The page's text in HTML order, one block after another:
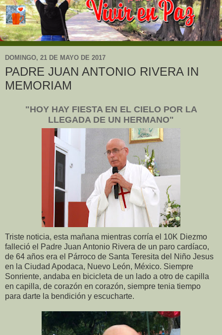
DOMINGO, 21 DE MAYO DE 2017
PADRE JUAN ANTONIO RIVERA IN
MEMORIAM
"HOY HAY FIESTA EN EL CIELO POR LA
LLEGADA DE UN HERMANO"
Triste noticia, esta mañana mientras corría el 10K Diezmo
falleció el Padre Juan Antonio Rivera de un paro cardíaco,
de 64 años era el Párroco de Santa Teresita del Niño Jesus
en la Ciudad Apodaca, Nuevo León, México. Siempre
Sonriente, andaba en bicicleta de un lado a otro de capilla
en capilla, de corazón en corazón, siempre tenia tiempo
para darte la bendición y escucharte.